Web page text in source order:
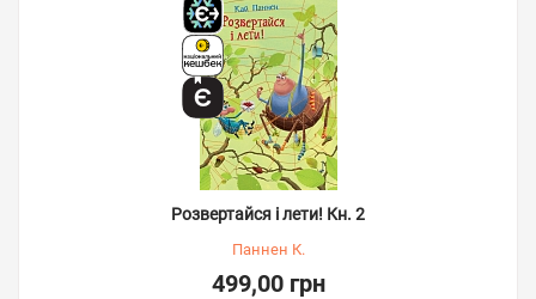
Розвертайся і лети! Кн. 2
Паннен К.
499,00 грн